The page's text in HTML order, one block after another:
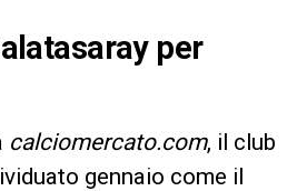
per
calciomercato.com, il club
gennaio come il